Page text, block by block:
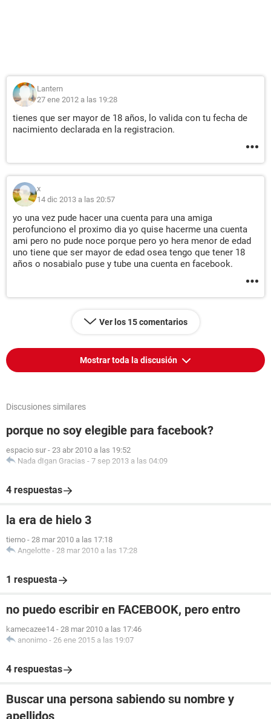
Lantern
27 ene 2012 a las 19:28
tienes que ser mayor de 18 años, lo valida con tu fecha de
nacimiento declarada en la registracion.
x
14 dic 2013 a las 20:57
yo una vez pude hacer una cuenta para una amiga
perofunciono el proximo dia yo quise hacerme una cuenta
ami pero no pude noce porque pero yo hera menor de edad
uno tiene que ser mayor de edad osea tengo que tener 18
años o nosabialo puse y tube una cuenta en facebook.
Ver los 15 comentarios
Mostrar toda la discusión
Discusiones similares
porque no soy elegible para facebook?
espacio sur - 23 abr 2010 a las 19:52
Nada dIgan Gracias - 7 sep 2013 a las 04:09
4 respuestas
la era de hielo 3
tierno - 28 mar 2010 a las 17:18
Angelotte - 28 mar 2010 a las 17:28
1 respuesta
no puedo escribir en FACEBOOK, pero entro
kamecazee14 - 28 mar 2010 a las 17:46
anonimo - 26 ene 2015 a las 19:07
4 respuestas
Buscar una persona sabiendo su nombre y
apellidos